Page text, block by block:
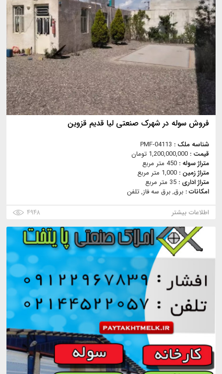
فروش سوله در شهرک صنعتی لیا قدیم قزوین
شناسه ملک : PMF-04113
قیمت : 1,200,000,000 تومان
متراژ سوله : 450 متر مربع
متراژ زمین : 1,000 متر مربع
متراژ اداری : 35 متر مربع
امکانات : برق, برق سه فاز, تلفن
اطلاعات بیشتر
۴۹۴۸